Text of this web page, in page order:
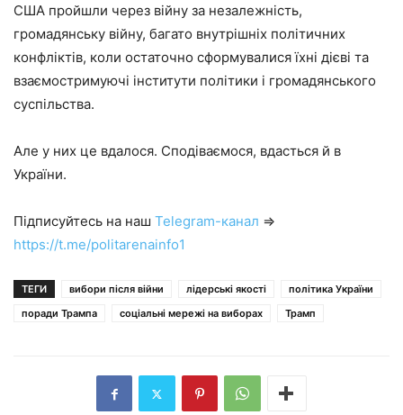
США пройшли через війну за незалежність,
громадянську війну, багато внутрішніх політичних
конфліктів, коли остаточно сформувалися їхні дієві та
взаємостримуючі інститути політики і громадянського
суспільства.
Але у них це вдалося. Сподіваємося, вдасться й в
України.
Підписуйтесь на наш Telegram-канал ⇒
https://t.me/politarenainfo1
ТЕГИ вибори після війни лідерські якості
політика України
поради Трампа
соціальні мережі на виборах Трамп